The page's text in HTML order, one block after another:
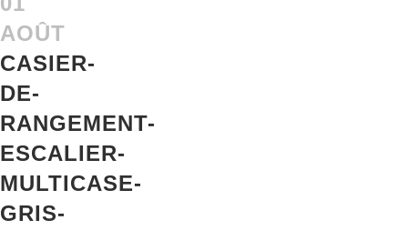
AOÛT
CASIER-
DE-
RANGEMENT-
ESCALIER-
MULTICASE-
GRIS-